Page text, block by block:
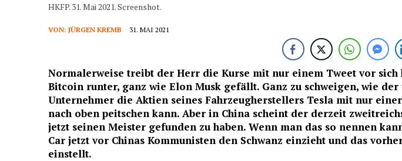
HKFP. 31. Mai 2021. Screenshot.
VON: JÜRGEN KREMB 31. MAI 2021
Normalerweise treibt der Herr die Kurse mit nur einem Tweet vor sich
Bitcoin runter, ganz wie Elon Musk gefällt. Ganz zu schweigen, wie der
Unternehmer die Aktien seines Fahrzeugherstellers Tesla mit nur
nach oben peitschen kann. Aber in China scheint der derzeit
jetzt seinen Meister gefunden zu haben. Wenn man das so nennen
Car jetzt vor Chinas Kommunisten den Schwanz einzieht und das
einstellt.